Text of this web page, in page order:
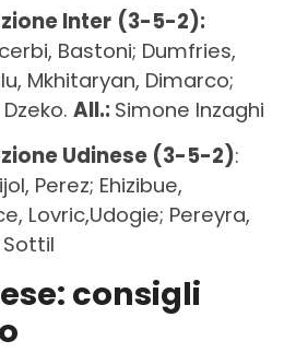
Inter (3-5-2):
Bastoni; Dumfries,
Mkhitaryan, Dimarco;
All.: Simone Inzaghi
Udinese (3-5-2):
Perez; Ehizibue,
Lovric,Udogie; Pereyra,
consigli